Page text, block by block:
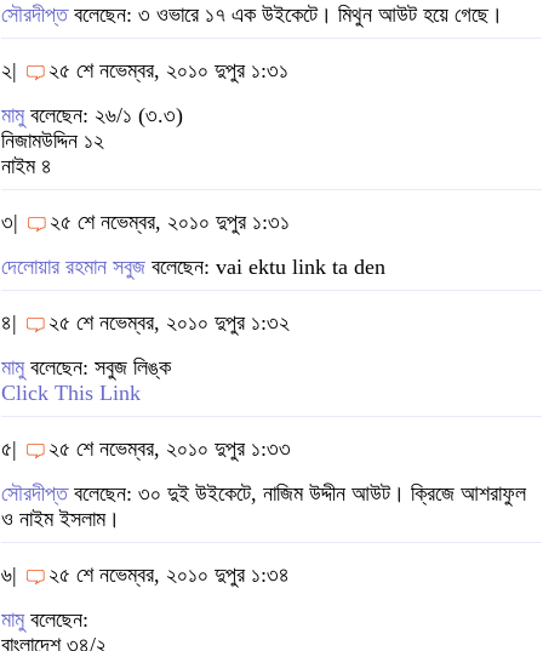
সৌরদীপ্তবলেছেন: ৩ ওভারে ১৭ এক উইকেটে। মিথুন আউট হয়ে গেছে।
২|
২৫ শে নভেম্বর, ২০১০ দুপুর ১:৩১
মামুবলেছেন: ২৬/১ (৩.৩)
নিজামউদ্দিন ১২
নাইম ৪
৩|
২৫ শে নভেম্বর, ২০১০ দুপুর ১:৩১
দেলোয়ার রহমান সবুজ বলেছেন: vai ektu link ta den
৪|
২৫ শে নভেম্বর, ২০১০ দুপুর ১:৩২
মামুবলেছেন: সবুজ লিঙ্ক
Click This Link
৫|
২৫ শে নভেম্বর, ২০১০ দুপুর ১:৩৩
সৌরদীপ্তবলেছেন: ৩০ দুই উইকেটে, নাজিম উদ্দীন আউট। ক্রিজে আশরাফুল
ও নাইম ইসলাম।
৬|
২৫ শে নভেম্বর, ২০১০ দুপুর ১:৩৪
মামুবলেছেন:
বাংলাদেশ ৩৪/২